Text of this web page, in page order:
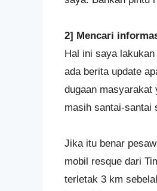
2] Mencari
Hal ini saya
ada berita update
dugaan
masih santai-santai
Jika itu benar
mobil resque dari
terletak 3 km